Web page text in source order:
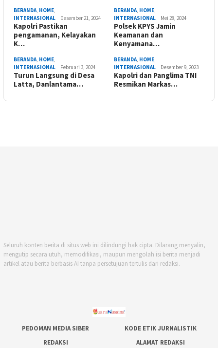
BERANDA, HOME,
INTERNASIONAL
Desember 21, 2024
Kapolri Pastikan
pengamanan, Kelayakan
K…
BERANDA, HOME,
INTERNASIONAL
Mei 28, 2024
Polsek KPYS Jamin
Keamanan dan
Kenyamana…
BERANDA, HOME,
INTERNASIONAL
Februari 3, 2024
Turun Langsung di Desa
Latta, Danlantama…
BERANDA, HOME,
INTERNASIONAL
Desember 9, 2023
Kapolri dan Panglima TNI
Resmikan Markas…
Seluruh konten berita di situs web ini dilindungi hak cipta. Dilarang menyalin,
mengutip secara utuh, memodifikasi, maupun mengolah isi berita menjadi
artikel atau berita berbasis AI tanpa persetujuan tertulis dari redaksi.
PEDOMAN MEDIA SIBER
KODE ETIK JURNALISTIK
REDAKSI
ALAMAT REDAKSI